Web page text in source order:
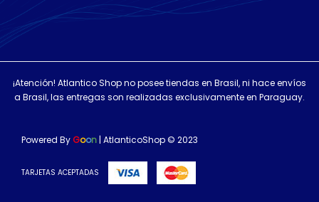
¡Atención! Atlantico Shop no posee tiendas en Brasil, ni hace envíos
a Brasil, las entregas son realizadas exclusivamente en Paraguay.
Powered By Goon | AtlanticoShop © 2023
TARJETAS ACEPTADAS